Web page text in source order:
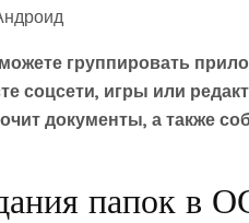
группировать
соцсети, игры или
документы, а также
папок в